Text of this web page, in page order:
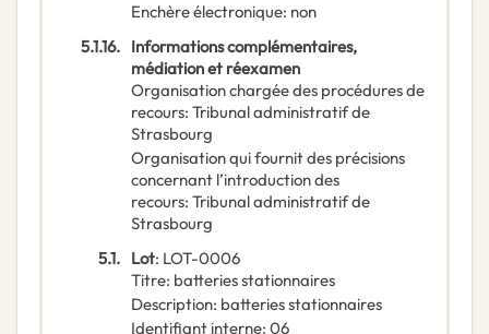
Enchère électronique: non
5.1.16. Informations complémentaires,
médiation et réexamen
Organisation chargée des procédures de
recours: Tribunal administratif de
Strasbourg
Organisation qui fournit des précisions
concernant l’introduction des
recours: Tribunal administratif de
Strasbourg
5.1. Lot: LOT-0006
Titre: batteries stationnaires
Description: batteries stationnaires
Identifiant interne: 06